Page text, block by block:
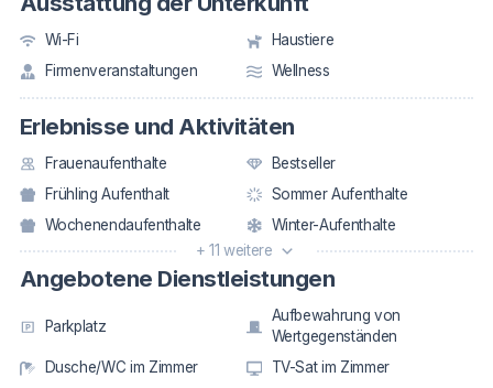
Wi-Fi
Haustiere
Firmenveranstaltungen
Wellness
Erlebnisse und Aktivitäten
Frauenaufenthalte
Bestseller
Frühling Aufenthalt
Sommer Aufenthalte
Wochenendaufenthalte
Winter-Aufenthalte
+ 11 weitere
Angebotene Dienstleistungen
Parkplatz
Aufbewahrung von
Wertgegenständen
Dusche/WC im Zimmer
TV-Sat im Zimmer